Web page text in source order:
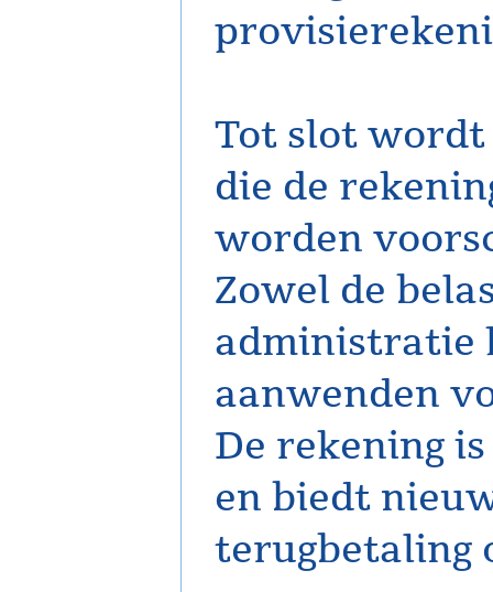
Tot slot
die de
worden
Zowel de
administratie
aanwenden
De rekening
en biedt
terugbetaling